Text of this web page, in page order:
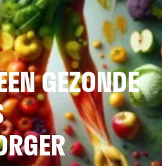
GEZONDE